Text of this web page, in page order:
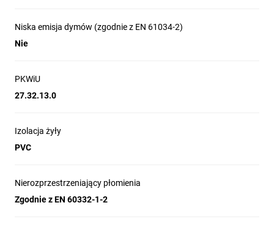
Niska emisja dymów (zgodnie z EN 61034-2)
Nie
PKWiU
27.32.13.0
Izolacja żyły
PVC
Nierozprzestrzeniający płomienia
Zgodnie z EN 60332-1-2